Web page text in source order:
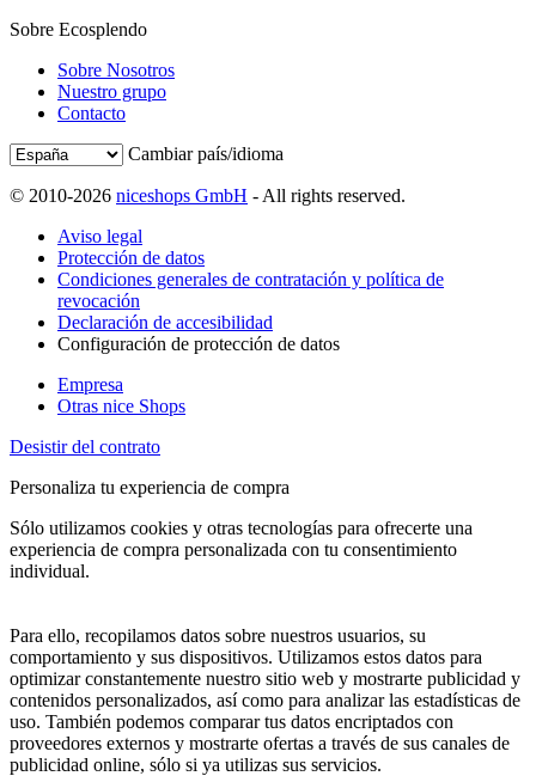
Sobre Ecosplendo
Sobre Nosotros
Nuestro grupo
Contacto
Cambiar país/idioma
© 2010-2026 niceshops GmbH - All rights reserved.
Aviso legal
Protección de datos
Condiciones generales de contratación y política de
revocación
Declaración de accesibilidad
Configuración de protección de datos
Empresa
Otras nice Shops
Desistir del contrato
Personaliza tu experiencia de compra
Sólo utilizamos cookies y otras tecnologías para ofrecerte una
experiencia de compra personalizada con tu consentimiento
individual.
Para ello, recopilamos datos sobre nuestros usuarios, su
comportamiento y sus dispositivos. Utilizamos estos datos para
optimizar constantemente nuestro sitio web y mostrarte publicidad y
contenidos personalizados, así como para analizar las estadísticas de
uso. También podemos comparar tus datos encriptados con
proveedores externos y mostrarte ofertas a través de sus canales de
publicidad online, sólo si ya utilizas sus servicios.